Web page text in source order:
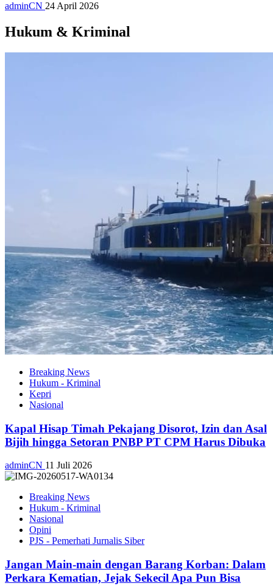
adminCN 24 April 2026
Hukum & Kriminal
Breaking News
Hukum - Kriminal
Kepri
Nasional
Kapal Hisap Timah Pekajang Disorot, Izin dan Asal
Bijih hingga Setoran PNBP PT CPM Harus Dibuka
adminCN 11 Juli 2026
Breaking News
Hukum - Kriminal
Nasional
Opini
PJS - Pemerhati Jurnalis Siber
Jangan Main-main dengan Barang Korban: Dalam
Perkara Kematian, Jejak Sekecil Apa Pun Bisa